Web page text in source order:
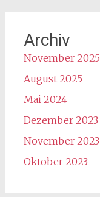
Archiv
November 2025
August 2025
Mai 2024
Dezember 2023
November 2023
Oktober 2023